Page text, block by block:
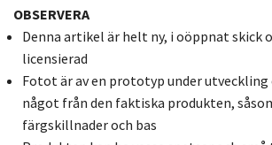
OBSERVERA
Denna artikel är helt ny, i oöppnat skick
licensierad
Fotot är av en prototyp under utveckling
något från den faktiska produkten,
färgskillnader och bas